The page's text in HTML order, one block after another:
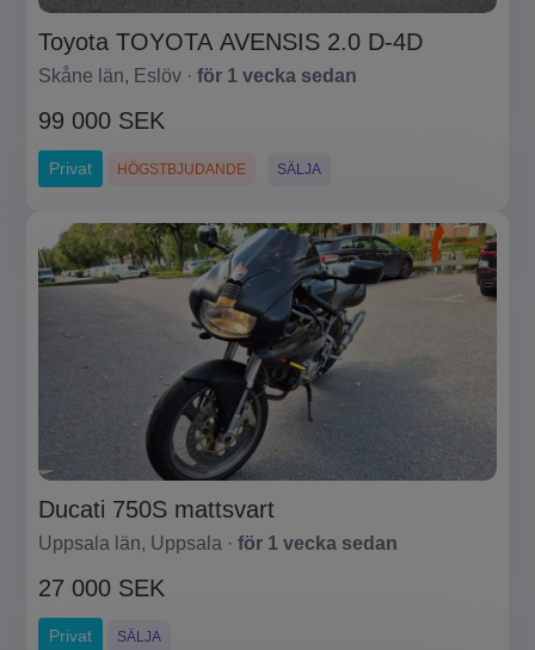
Toyota TOYOTA AVENSIS 2.0 D-4D
Skåne län, Eslöv · för 1 vecka sedan
99 000 SEK
Privat HÖGSTBJUDANDE SÄLJA
Ducati 750S mattsvart
Uppsala län, Uppsala · för 1 vecka sedan
27 000 SEK
Privat SÄLJA